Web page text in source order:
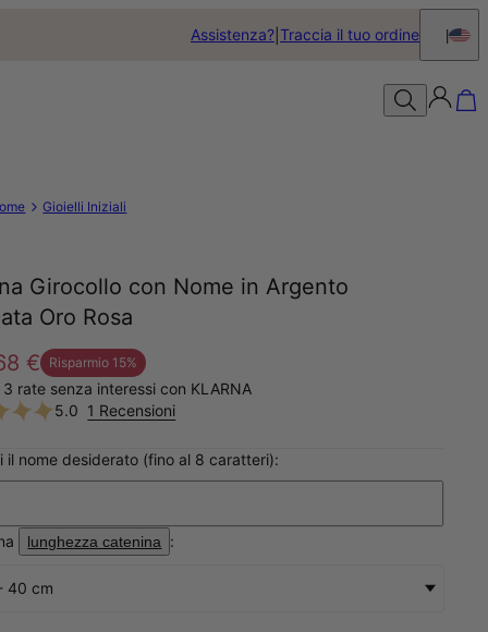
Assistenza? Traccia il tuo ordine
Gioielli Iniziali
Girocollo con Nome in Argento
Oro Rosa
€ Risparmio 15%
rate senza interessi con KLARNA
5.0 1 Recensioni
il nome desiderato (fino al 8 caratteri):
lunghezza catenina :
40 cm